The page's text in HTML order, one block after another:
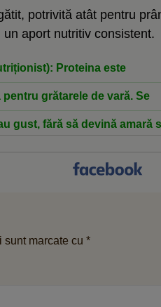
potrivită atât pentru
aport nutritiv consistent.
Proteina este
grătarele de vară. Se
gust, fără să devină amară
marcate cu *